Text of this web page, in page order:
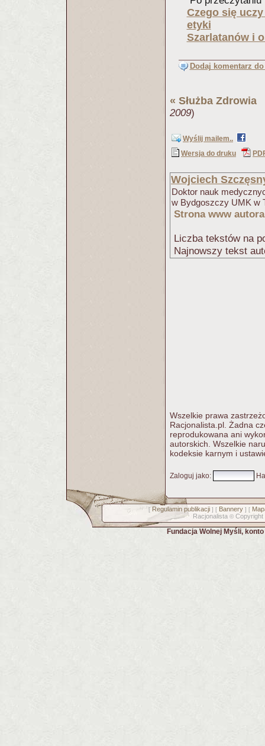
Czego się
etyki
Szarlatanów i
Dodaj komentarz
« Służba Zdrowia
2009)
Wyślij mailem..
Wersja do druku
Wojciech
Doktor nauk
w Bydgoszczy UMK w
Strona www autora
Liczba tekstów na
Najnowszy tekst
Wszelkie prawa
Racjonalista.pl. Żadna
reprodukowana ani
autorskich. Wszelkie
kodeksie karnym i
Zaloguj jako:
[ Regulamin publikacji] [ Bannery] [
Racjonalista © Copyright
Fundacja Wolnej Myśli,